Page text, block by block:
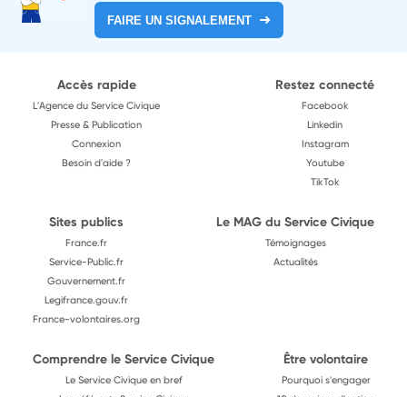
FAIRE UN SIGNALEMENT
Accès rapide
L'Agence du Service Civique
Presse & Publication
Connexion
Besoin d'aide ?
Restez connecté
Facebook
Linkedin
Instagram
Youtube
TikTok
Sites publics
France.fr
Service-Public.fr
Gouvernement.fr
Legifrance.gouv.fr
France-volontaires.org
Le MAG du Service Civique
Témoignages
Actualités
Comprendre le Service Civique
Le Service Civique en bref
Être volontaire
Pourquoi s'engager